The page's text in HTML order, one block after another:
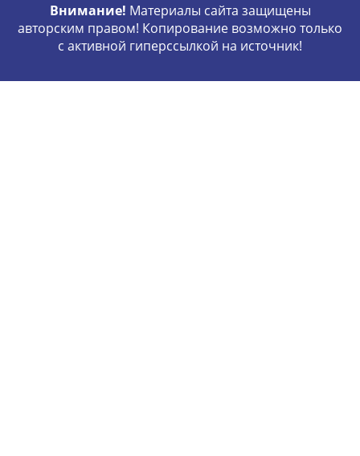
Внимание! Материалы сайта защищены
авторским правом! Копирование возможно только
с активной гиперссылкой на источник!